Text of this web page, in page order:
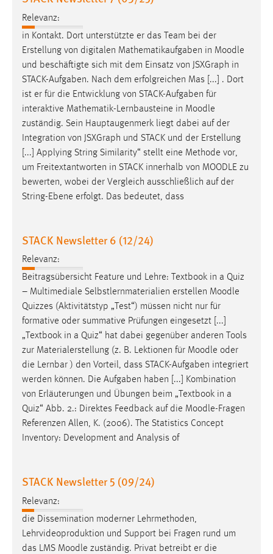
Relevanz:
in Kontakt. Dort unterstützte er das Team bei der
Erstellung von digitalen Mathematikaufgaben in Moodle
und beschäftigte sich mit dem Einsatz von JSXGraph in
STACK-Aufgaben. Nach dem erfolgreichen Mas [...] . Dort
ist er für die Entwicklung von STACK-Aufgaben für
interaktive Mathematik-Lernbausteine in Moodle
zuständig. Sein Hauptaugenmerk liegt dabei auf der
Integration von JSXGraph und STACK und der Erstellung
[...] Applying String Similarity“ stellt eine Methode vor,
um Freitextantworten in STACK innerhalb von MOODLE zu
bewerten, wobei der Vergleich ausschließlich auf der
String-Ebene erfolgt. Das bedeutet, dass
STACK Newsletter 6 (12/24)
Relevanz:
Beitragsübersicht Feature und Lehre: Textbook in a Quiz
– Multimediale Selbstlernmaterialien erstellen Moodle
Quizzes (Aktivitätstyp „Test“) müssen nicht nur für
formative oder summative Prüfungen eingesetzt [...]
„Textbook in a Quiz“ hat dabei gegenüber anderen Tools
zur Materialerstellung (z. B. Lektionen für Moodle oder
die Lernbar ) den Vorteil, dass STACK-Aufgaben integriert
werden können. Die Aufgaben haben [...] Kombination
von Erläuterungen und Übungen beim „Textbook in a
Quiz“ Abb. 2.: Direktes Feedback auf die Moodle-Fragen
Referenzen Allen, K. (2006). The Statistics Concept
Inventory: Development and Analysis of
STACK Newsletter 5 (09/24)
Relevanz:
die Dissemination moderner Lehrmethoden,
Lehrvideoproduktion und Support bei Fragen rund um
das LMS Moodle zuständig. Privat betreibt er die